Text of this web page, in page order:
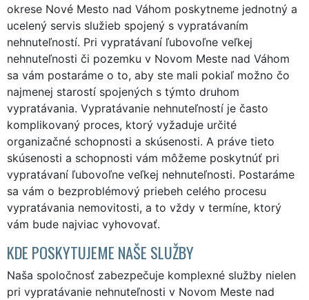
okrese Nové Mesto nad Váhom poskytneme jednotný a
ucelený servis služieb spojený s vypratávaním
nehnuteľností. Pri vypratávaní ľubovoľne veľkej
nehnuteľnosti či pozemku v Novom Meste nad Váhom
sa vám postaráme o to, aby ste mali pokiaľ možno čo
najmenej starostí spojených s týmto druhom
vypratávania. Vypratávanie nehnuteľností je často
komplikovaný proces, ktorý vyžaduje určité
organizačné schopnosti a skúsenosti. A práve tieto
skúsenosti a schopnosti vám môžeme poskytnúť pri
vypratávaní ľubovoľne veľkej nehnuteľnosti. Postaráme
sa vám o bezproblémový priebeh celého procesu
vypratávania nemovitosti, a to vždy v termíne, ktorý
vám bude najviac vyhovovať.
KDE POSKYTUJEME NAŠE SLUŽBY
Naša spoločnosť zabezpečuje komplexné služby nielen
pri vypratávanie nehnuteľnosti v Novom Meste nad